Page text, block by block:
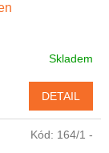
Skladem
DETAIL
Kód: 164/1 -